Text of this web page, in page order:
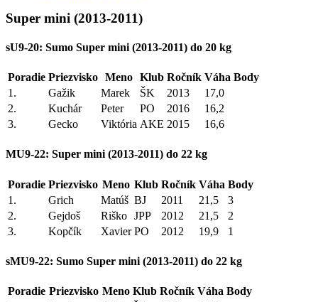
Super mini (2013-2011)
sU9-20: Sumo Super mini (2013-2011) do 20 kg
Poradie Priezvisko Meno Klub Ročník Váha Body
1.
Gažik Marek ŠK 2013
17,0
2.
Kuchár Peter PO 2016
16,2
3.
Gecko Viktória AKE 2015 16,6
MU9-22: Super mini (2013-2011) do 22 kg
Poradie Priezvisko Meno Klub Ročník Váha Body
1.
Grich Matúš BJ 2011 21,5
3
2.
Gejdoš Riško JPP 2012 21,5
2
3.
Kopčík Xavier PO 2012 19,9 1
sMU9-22: Sumo Super mini (2013-2011) do 22 kg
Poradie Priezvisko Meno Klub Ročník Váha Body